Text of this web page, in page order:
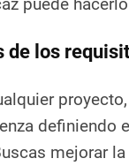
puede
de los
definiendo
mejorar